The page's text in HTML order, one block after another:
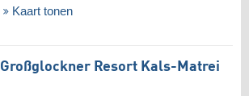
Kaart tonen
Großglockner Resort Kals-Matrei